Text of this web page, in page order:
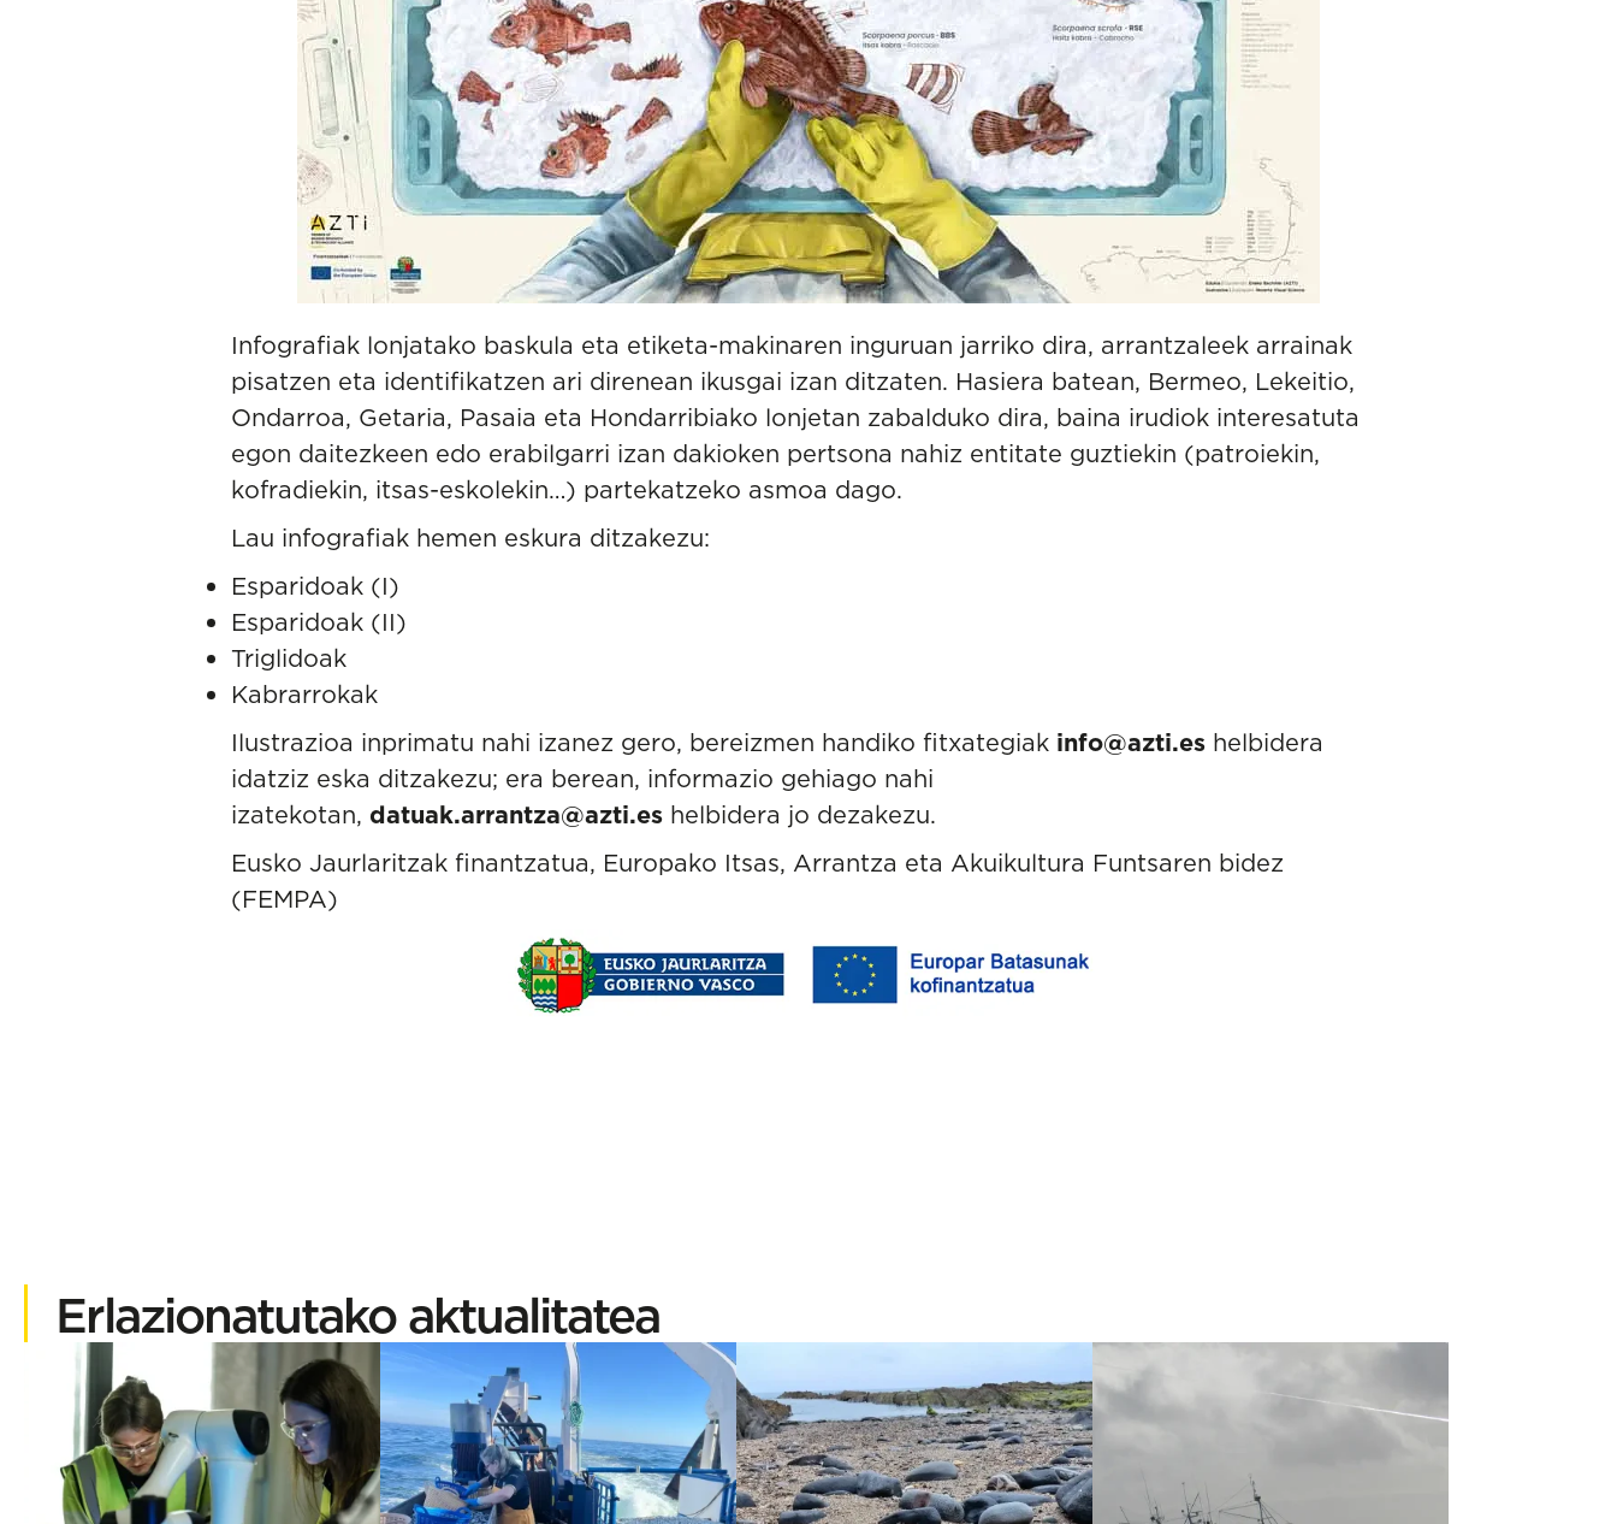
Infografiak lonjatako baskula eta etiketa-makinaren inguruan jarriko dira, arrantzaleek arrainak
pisatzen eta identifikatzen ari direnean ikusgai izan ditzaten. Hasiera batean, Bermeo, Lekeitio,
Ondarroa, Getaria, Pasaia eta Hondarribiako lonjetan zabalduko dira, baina irudiok interesatuta
egon daitezkeen edo erabilgarri izan dakioken pertsona nahiz entitate guztiekin (patroiekin,
kofradiekin, itsas-eskolekin…) partekatzeko asmoa dago.
Lau infografiak hemen eskura ditzakezu:
Esparidoak (I)
Esparidoak (II)
Triglidoak
Kabrarrokak
Ilustrazioa inprimatu nahi izanez gero, bereizmen handiko fitxategiak info@azti.es helbidera
idatziz eska ditzakezu; era berean, informazio gehiago nahi
izatekotan, datuak.arrantza@azti.es helbidera jo dezakezu.
Eusko Jaurlaritzak finantzatua, Europako Itsas, Arrantza eta Akuikultura Funtsaren bidez
(FEMPA)
Erlazionatutako aktualitatea